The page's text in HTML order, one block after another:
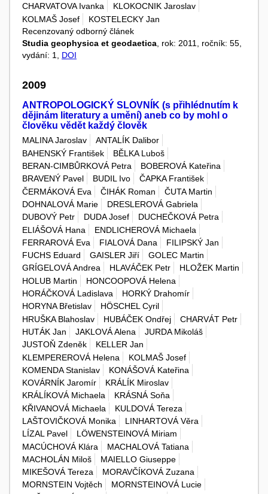
CHARVATOVA Ivanka
KLOKOCNIK Jaroslav
KOLMAŠ Josef
KOSTELECKY Jan
Recenzovaný odborný článek
Studia geophysica et geodaetica , rok: 2011, ročník: 55,
vydání: 1, DOI
2009
ANTROPOLOGICKÝ SLOVNÍK (s přihlédnutím k
dějinám literatury a umění) aneb co by mohl o
člověku vědět každý člověk
MALINA Jaroslav
ANTALÍK Dalibor
BAHENSKÝ František
BĚLKA Luboš
BERAN-CIMBŮRKOVÁ Petra
BOBEROVÁ Kateřina
BRAVENÝ Pavel
BUDIL Ivo
ČAPKA František
ČERMÁKOVÁ Eva
ČIHÁK Roman
ČUTA Martin
DOHNALOVÁ Marie
DRESLEROVÁ Gabriela
DUBOVÝ Petr
DUDA Josef
DUCHEČKOVÁ Petra
ELIÁŠOVÁ Hana
ENDLICHEROVÁ Michaela
FERRAROVÁ Eva
FIALOVÁ Dana
FILIPSKÝ Jan
FUCHS Eduard
GAISLER Jiří
GOLEC Martin
GRÍGELOVÁ Andrea
HLAVÁČEK Petr
HLOŽEK Martin
HOLUB Martin
HONCOOPOVÁ Helena
HORÁČKOVÁ Ladislava
HORKÝ Drahomír
HORYNA Břetislav
HÖSCHEL Cyril
HRUŠKA Blahoslav
HUBÁČEK Ondřej
CHARVÁT Petr
HUTÁK Jan
JAKLOVÁ Alena
JURDA Mikoláš
JUSTOŇ Zdeněk
KELLER Jan
KLEMPEREROVÁ Helena
KOLMAŠ Josef
KOMENDA Stanislav
KONÁŠOVÁ Kateřina
KOVÁRNÍK Jaromír
KRÁLÍK Miroslav
KRÁLÍKOVÁ Michaela
KRÁSNÁ Soňa
KŘIVANOVÁ Michaela
KULDOVÁ Tereza
LAŠTOVIČKOVÁ Monika
LINHARTOVÁ Věra
LÍZAL Pavel
LÖWENSTEINOVÁ Miriam
MACÚCHOVÁ Klára
MACHALOVÁ Tatiana
MACHOLÁN Miloš
MAIELLO Giuseppe
MIKEŠOVÁ Tereza
MORAVČÍKOVÁ Zuzana
MORNSTEIN Vojtěch
MORNSTEINOVÁ Lucie